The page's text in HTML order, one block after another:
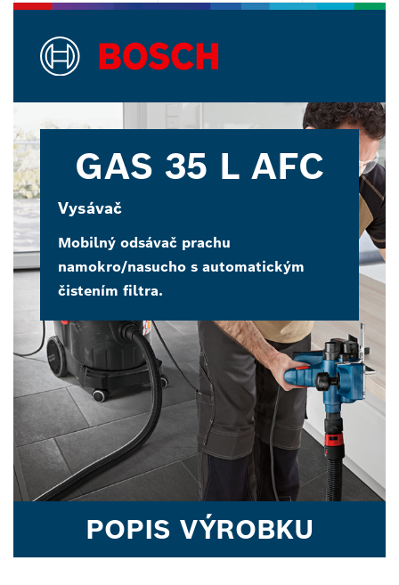
GAS 35 L AFC
Vysávač
Mobilný odsávač prachu
namokro/nasucho s automatickým
čistením filtra.
POPIS VÝROBKU